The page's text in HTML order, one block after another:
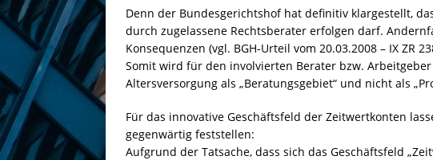
Denn der Bundesgerichtshof hat definitiv klargestellt,
durch zugelassene Rechtsberater erfolgen darf.
Konsequenzen (vgl. BGH-Urteil vom 20.03.2008 – IX ZR
Somit wird für den involvierten Berater bzw.
Altersversorgung als „Beratungsgebiet“ und nicht als
Für das innovative Geschäftsfeld der Zeitwertkonten
gegenwärtig feststellen:
Aufgrund der Tatsache, dass sich das Geschäftsfeld